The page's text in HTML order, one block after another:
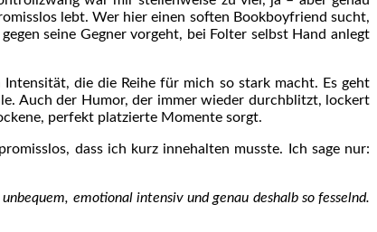
lebt. Wer hier einen soften Bookboyfriend sucht,
seine Gegner vorgeht, bei Folter selbst Hand anlegt
die die Reihe für mich so stark macht. Es geht
Auch der Humor, der immer wieder durchblitzt, lockert
perfekt platzierte Momente sorgt.
dass ich kurz innehalten musste. Ich sage nur:
emotional intensiv und genau deshalb so fesselnd.